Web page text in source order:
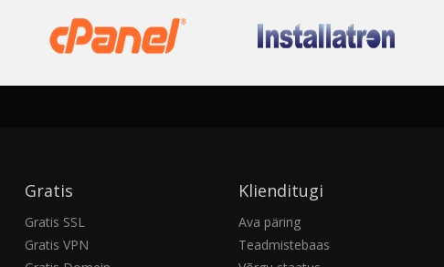
Gratis
Gratis SSL
Gratis VPN
Klienditugi
Ava päring
Teadmistebaas